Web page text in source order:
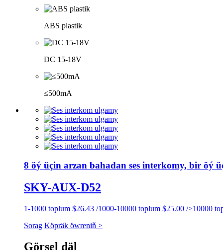
ABS plastik
DC 15-18V
≤500mA
8 öý üçin arzan bahadan ses interkomy, bir öý
SKY-AUX-D52
1-1000 toplum $26.43 /1000-10000 toplum $25.00 />10000
Sorag Köpräk öwreniň >
Görsel däl